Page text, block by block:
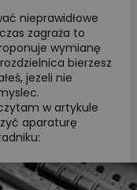
nieprawidłowe
zagraża to
wymianę
bierzesz
jezeli nie
w artykule
aparaturę